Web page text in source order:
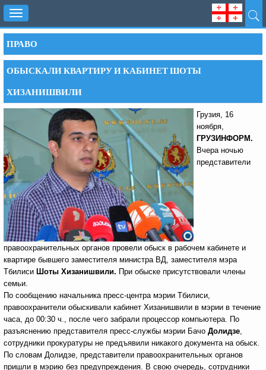
Toggle
navigation
ПРАВО
ОБЫСКАЛИ КВАРТИРУ И КАБИНЕТ ШОТЫ
ХИЗАНИШВИЛИ
Грузия, 16
ноября,
ГРУЗИНФОРМ.
Вчера ночью
представители
правоохранительных органов провели обыск в рабочем кабинете и
квартире бывшего заместителя министра ВД, заместителя мэра
Тбилиси Шоты Хизанишвили. При обыске присутствовали члены
семьи.
По сообщению начальника пресс-центра мэрии Тбилиси,
правоохранители обыскивали кабинет Хизанишвили в мэрии в течение
часа, до 00:30 ч., после чего забрали процессор компьютера. По
разъяснению представителя пресс-службы мэрии Бачо Долидзе,
сотрудники прокуратуры не предъявили никакого документа на обыск.
По словам Долидзе, представители правоохранительных органов
пришли в мэрию без предупреждения. В свою очередь, сотрудники